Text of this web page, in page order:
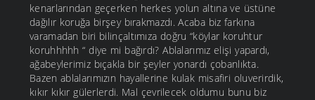
kenarlarından geçerken herkes yolun altına ve üstüne
dağılır koruğa birşey bırakmazdı. Acaba biz farkına
varamadan biri bilinçaltımıza doğru “köylar koruhtur
koruhhhhh “ diye mi bağırdı? Ablalarımız elişi yapardı,
ağabeylerimiz bıçakla bir şeyler yonardı çobanlıkta.
Bazen ablalarımızın hayallerine kulak misafiri oluverirdik,
kıkır kıkır gülerlerdi. Mal çevrilecek oldumu bunu biz